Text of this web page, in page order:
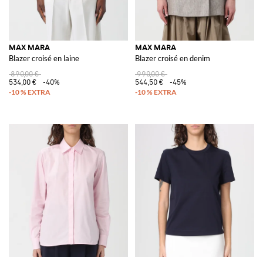
MAX MARA
Blazer croisé en laine
890,00 €
534,00 €
-40%
MAX MARA
Blazer croisé en denim
990,00 €
544,50 €
-45%